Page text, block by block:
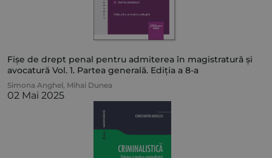
Fișe de drept penal pentru admiterea în magistratură și
avocatură Vol. 1. Partea generală. Ediția a 8-a
Simona Anghel, Mihai Dunea
02 Mai 2025